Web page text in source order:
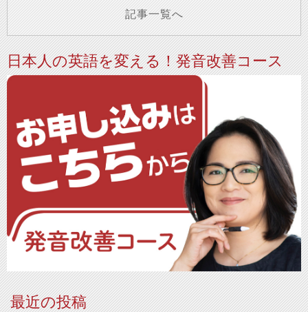
記事一覧へ
日本人の英語を変える！発音改善コース
最近の投稿